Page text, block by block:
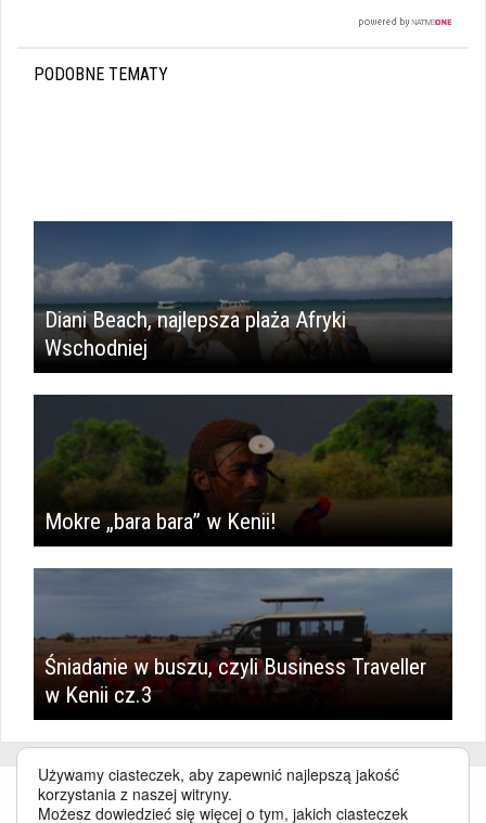
PODOBNE TEMATY
Diani Beach, najlepsza plaża Afryki
Wschodniej
Mokre „bara bara” w Kenii!
Śniadanie w buszu, czyli Business Traveller
w Kenii cz.3
Używamy ciasteczek, aby zapewnić najlepszą jakość
korzystania z naszej witryny.
Możesz dowiedzieć się więcej o tym, jakich ciasteczek